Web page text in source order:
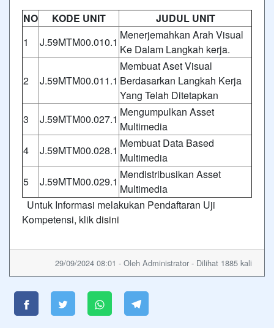
NO
KODE UNIT
JUDUL UNIT
1
J.59MTM00.010.1
Menerjemahkan Arah Visual
Ke Dalam Langkah kerja.
2 J.59MTM00.011.1
Membuat Aset Visual
Berdasarkan Langkah Kerja
Yang Telah Ditetapkan
3
J.59MTM00.027.1
Mengumpulkan Asset
Multimedia
4
J.59MTM00.028.1
Membuat Data Based
Multimedia
5
J.59MTM00.029.1
Mendistribusikan Asset
Multimedia
Untuk Informasi melakukan Pendaftaran Uji
Kompetensi, klikdisini
29/09/2024 08:01 - Oleh Administrator - Dilihat 1885 kali